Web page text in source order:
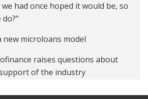
had once hoped it would be, so
new microloans model
raises questions about
of the industry
actually work?